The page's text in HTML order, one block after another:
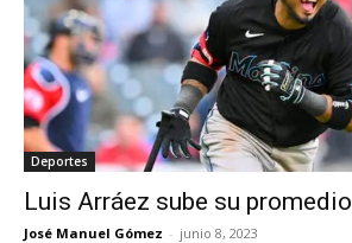
Deportes
Luis Arráez sube su promedio
José Manuel Gómez - junio 8, 2023